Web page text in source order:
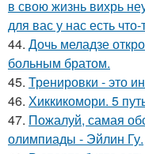
в свою жизнь вихрь
для вас у нас есть
44. Дочь меладзе
больным братом.
45. Тренировки - это
46. Хиккикомори. 5
47. Пожалуй, самая
олимпиады - Эйлин Гу.